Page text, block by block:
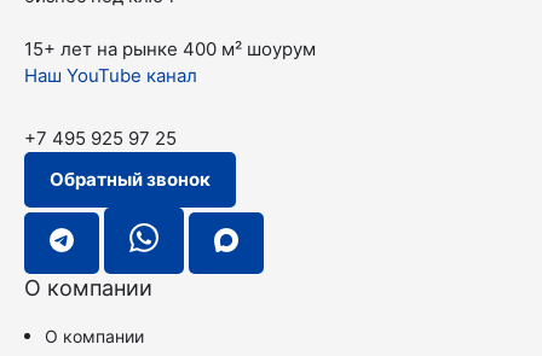
15+ лет на рынке 400 м² шоурум
Наш YouTube канал
+7 495 925 97 25
Обратный звонок
О компании
О компании